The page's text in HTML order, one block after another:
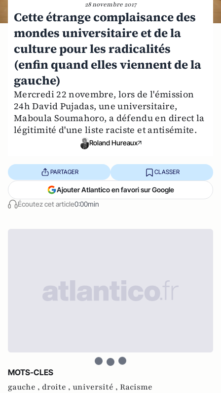
28 novembre 2017
Cette étrange complaisance des
mondes universitaire et de la
culture pour les radicalités
(enfin quand elles viennent de la
gauche)
Mercredi 22 novembre, lors de l'émission
24h David Pujadas, une universitaire,
Maboula Soumahoro, a défendu en direct la
légitimité d'une liste raciste et antisémite.
Roland Hureaux
Écoutez cet article0:00min
PARTAGER CLASSER
Ajouter Atlantico en favori sur Google
MOTS-CLES
gauche , droite , université , Racisme